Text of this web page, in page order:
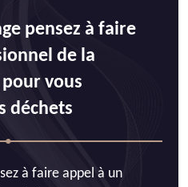
pensez à faire
de la
vous
déchets
à faire appel à un